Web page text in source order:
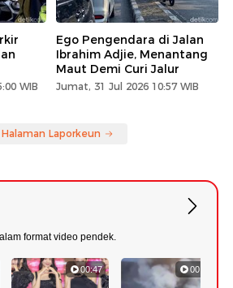
WIB
Ego Pengendara di Jalan
Ibrahim Adjie, Menantang
Maut Demi Curi Jalur
Jumat, 31 Jul 2026 10:57 WIB
Laporkeun
format video pendek.
00:47 00:33